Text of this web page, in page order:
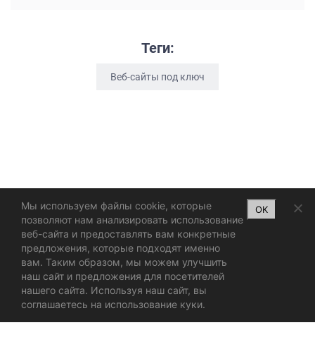
Теги:
Веб-сайты под ключ
Мы используем файлы cookie, которые
позволяют нам анализировать использование
веб-сайта и предоставлять вам конкретные
предложения, которые подходят именно
вам. Таким образом, мы можем улучшить
наш сайт и предложения для посетителей
нашего сайта. Используя наш сайт, вы
соглашаетесь на использование куки.
OK